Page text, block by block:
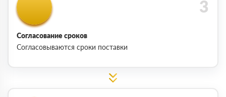
Согласование сроков
Согласовываются сроки поставки